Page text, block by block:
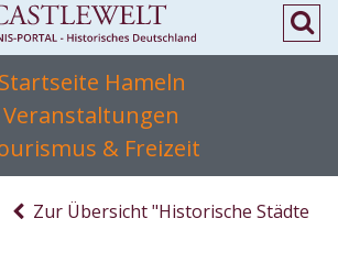
Startseite Hameln
Veranstaltungen
& Freizeit
Zur Übersicht "Historische Städte